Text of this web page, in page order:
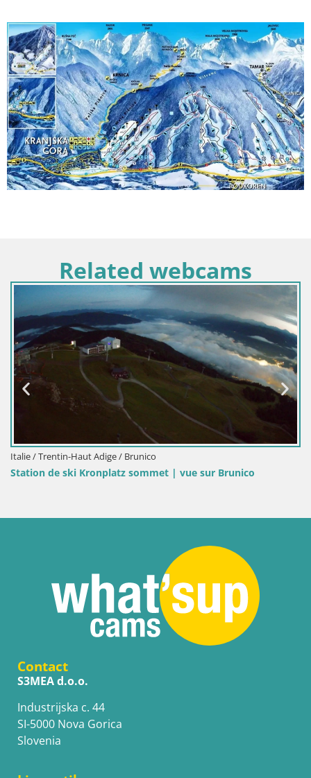
Related webcams
Italie / Trentin-Haut Adige / Brunico
Station de ski Kronplatz sommet | vue sur Brunico
Contact
S3MEA d.o.o.
Industrijska c. 44
SI-5000 Nova Gorica
Slovenia